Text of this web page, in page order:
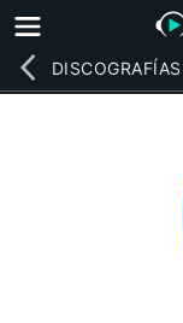
DISCOGRAFÍAS